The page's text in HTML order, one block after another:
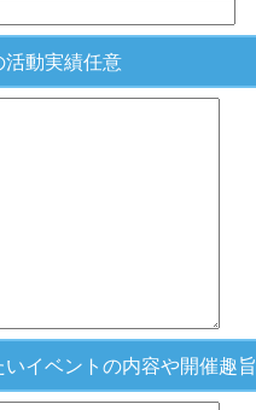
活動実績任意
イベントの内容や開催趣旨